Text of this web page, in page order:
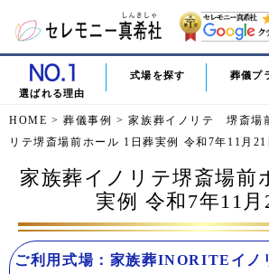
選ばれる理由
式場を探す 葬儀プ
HOME >葬儀事例 >家族葬イノリテ 堺斎場
リテ堺斎場前ホール 1日葬実例 令和7年11月21
家族葬イノリテ堺斎場前
実例 令和7年11月
ご利用式場：家族葬INORITEイ